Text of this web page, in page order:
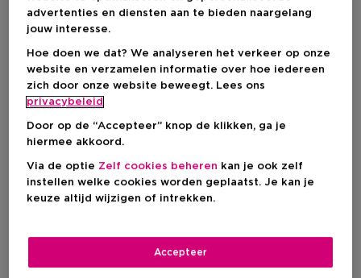
-25%
advertenties en diensten aan te bieden naargelang
jouw interesse.
Hoe doen we dat? We analyseren het verkeer op onze
website en verzamelen informatie over hoe iedereen
zich door onze website beweegt. Lees ons
privacybeleid
Door op de “Accepteer” knop de klikken, ga je
hiermee akkoord.
Via de optie Zelf cookies beheren kan je ook zelf
instellen welke cookies worden geplaatst. Je kan je
keuze altijd wijzigen of intrekken.
Accepteer